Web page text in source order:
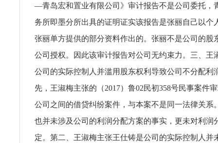
—青岛宏和置业有限公司》审计报告不是公司委托，
务所即墨分所出具的证明证实该报告是张丽自己以个
张丽单方提供的部分资料作出的。张丽不是公司的股
公司授权。因此该审计报告对公司无约束力。三、王
公司的实际控制人并滥用股东权利导致公司不分配利
先，王淑梅主张的（2017）鲁02民初358号民事案件
公司之间的借贷纠纷案件，与本案不是同一法律关系
也并未涉及公司的利润分配方案的事实，更未对利润
定。第二、王淑梅主张王仕铸是公司的实际控制人并